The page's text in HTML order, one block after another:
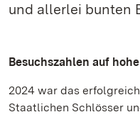
und allerlei bunten
Besuchszahlen auf
2024 war das
Staatlichen Schlösser